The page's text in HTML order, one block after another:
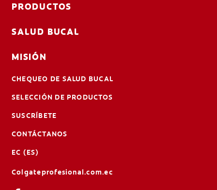
PRODUCTOS
SALUD BUCAL
MISIÓN
CHEQUEO DE SALUD BUCAL
SELECCIÓN DE PRODUCTOS
SUSCRÍBETE
CONTÁCTANOS
EC (ES)
Colgateprofesional.com.ec